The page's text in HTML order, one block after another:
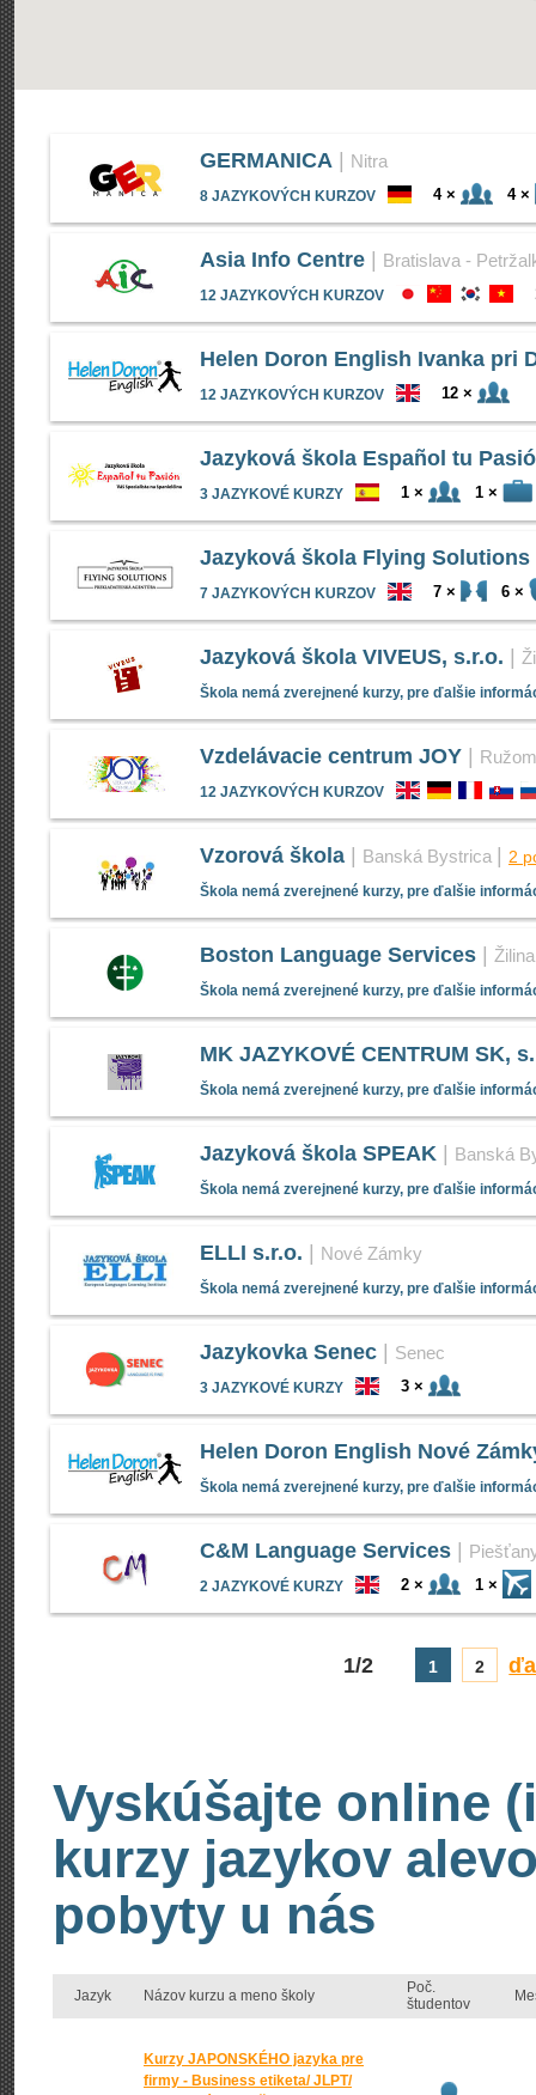
GERMANICA Nitra
8 JAZYKOVÝCH KURZOV 4 × 4 ×
Asia Info Centre Bratislava -
12 JAZYKOVÝCH KURZOV
Helen Doron English Ivanka pri
12 JAZYKOVÝCH KURZOV 12 ×
Jazyková škola Español tu
3 JAZYKOVÉ KURZY 1 × 1 ×
Jazyková škola Flying Solutions
7 JAZYKOVÝCH KURZOV 7 × 6 ×
Jazyková škola VIVEUS, s.r.o.
Škola nemá zverejnené kurzy, pre ďalšie
Vzdelávacie centrum JOY
12 JAZYKOVÝCH KURZOV
Vzorová škola Banská Bystrica 2
Škola nemá zverejnené kurzy, pre ďalšie
Boston Language Services Žilina
Škola nemá zverejnené kurzy, pre ďalšie
MK JAZYKOVÉ CENTRUM SK,
Škola nemá zverejnené kurzy, pre ďalšie
Jazyková škola SPEAK Banská
Škola nemá zverejnené kurzy, pre ďalšie
ELLI s.r.o. Nové Zámky
Škola nemá zverejnené kurzy, pre ďalšie
Jazykovka Senec Senec
3 JAZYKOVÉ KURZY 3 ×
Helen Doron English Nové
Škola nemá zverejnené kurzy, pre ďalšie
C&M Language Services
2 JAZYKOVÉ KURZY 2 × 1 ×
1/2 1 2
Vyskúšajte online
kurzy jazykov
pobyty u nás
Jazyk Názov kurzu a meno školy
Poč.
študentov
Kurzy JAPONSKÉHO jazyka pre
firmy - Business etiketa/ JLPT/